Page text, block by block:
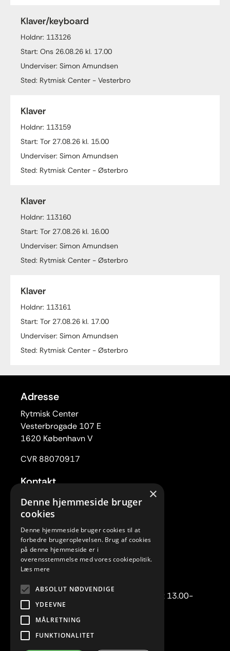
Klaver/keyboard
Holdnr: 113126
Start: Ons 26.08.26 kl. 17.00
Underviser: Simon Amundsen
Sted: Rytmisk Center - Vesterbro
Klaver
Holdnr: 113159
Start: Tor 27.08.26 kl. 15.00
Underviser: Simon Amundsen
Sted: Rytmisk Center - Østerbro
Klaver
Holdnr: 113160
Start: Tor 27.08.26 kl. 16.00
Underviser: Simon Amundsen
Sted: Rytmisk Center - Østerbro
Klaver
Holdnr: 113161
Start: Tor 27.08.26 kl. 17.00
Underviser: Simon Amundsen
Sted: Rytmisk Center - Østerbro
Adresse
Rytmisk Center
Vesterbrogade 107 E
1620 København V
CVR 88070917
Kontakt
Tlf. 33 22 59 84
Mail:rc@rytmiskcenter.dk
Kontorets åbningstider
Mandag-torsdag kl. 10.00-15.00
Fredag lukket
Telefonisk henvendelse:
Mandag-torsdag kl. 10.00-12.00 samt 13.00-
15.00.
×
Denne hjemmeside bruger
cookies
Denne hjemmeside bruger cookies til at
forbedre brugeroplevelsen. Brug af cookies
på denne hjemmeside er i
overensstemmelse med vores cookiepolitik.
Læs mere
ABSOLUT NØDVENDIGE
YDEEVNE
MÅLRETNING
FUNKTIONALITET